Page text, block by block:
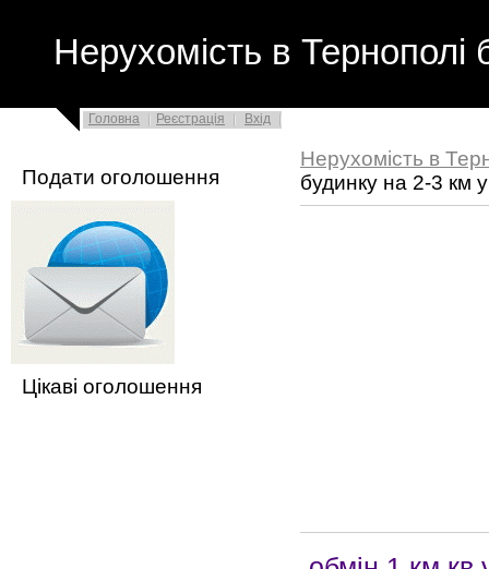
Нерухомість в Тернополі
Головна Реєстрація Вхід
Подати оголошення
Цікаві оголошення
Нерухомість в
будинку на 2-3 км